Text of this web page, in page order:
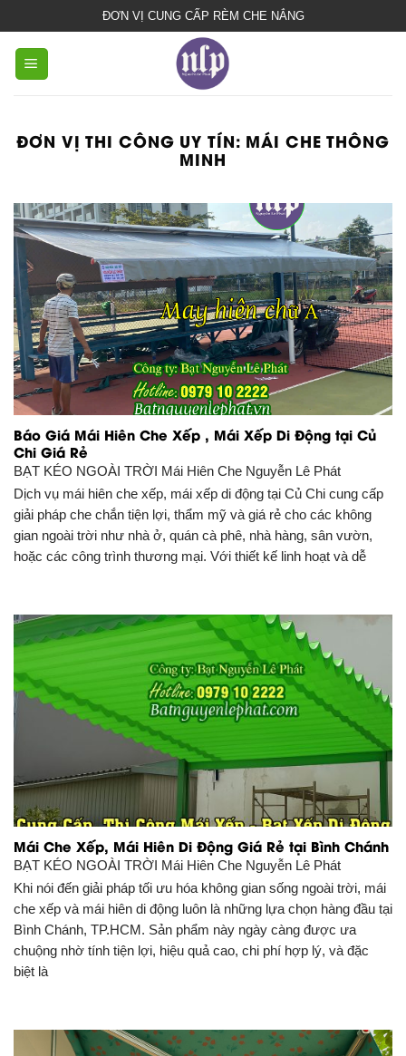
che
nắng
mưa
ĐƠN VỊ CUNG CẤP RÈM CHE NẮNG
ĐƠN VỊ THI CÔNG UY TÍN: MÁI CHE THÔNG
MINH
Báo Giá Mái Hiên Che Xếp , Mái Xếp Di Động tại Củ
Chi Giá Rẻ
BẠT KÉO NGOÀI TRỜI
Mái Hiên Che Nguyễn Lê Phát
Dịch vụ mái hiên che xếp, mái xếp di động tại Củ Chi cung cấp
giải pháp che chắn tiện lợi, thẩm mỹ và giá rẻ cho các không
gian ngoài trời như nhà ở, quán cà phê, nhà hàng, sân vườn,
hoặc các công trình thương mại. Với thiết kế linh hoạt và dễ
Mái Che Xếp, Mái Hiên Di Động Giá Rẻ tại Bình Chánh
BẠT KÉO NGOÀI TRỜI
Mái Hiên Che Nguyễn Lê Phát
Khi nói đến giải pháp tối ưu hóa không gian sống ngoài trời, mái
che xếp và mái hiên di động luôn là những lựa chọn hàng đầu tại
Bình Chánh, TP.HCM. Sản phẩm này ngày càng được ưa
chuộng nhờ tính tiện lợi, hiệu quả cao, chi phí hợp lý, và đặc
biệt là